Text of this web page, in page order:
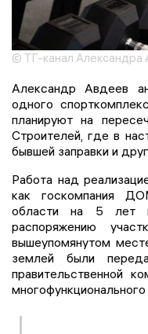
© ТГ-канал Александра
Александр Авдеев
одного
планируют на
Строителей, где в
бывшей заправки и
Работа над
как госкомпания
области на 5 лет
распоряжению
вышеупомянутом
землей были
правительственной